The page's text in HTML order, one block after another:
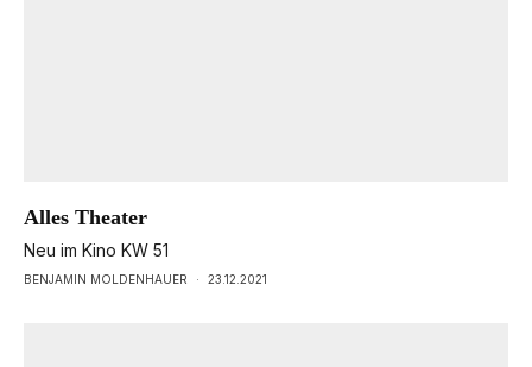
Alles Theater
Neu im Kino KW 51
BENJAMIN MOLDENHAUER · 23.12.2021